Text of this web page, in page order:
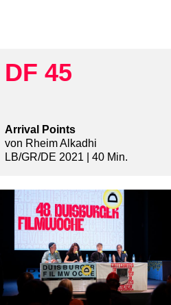
DF 45
Arrival Points
von Rheim Alkadhi
LB/GR/DE 2021 | 40 Min.